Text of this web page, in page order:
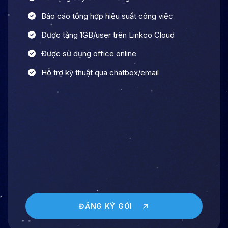
Báo cáo tổng hợp hiệu suất công việc
Được tặng 1GB/user trên Linkco Cloud
Được sử dụng office online
Hỗ trợ kỹ thuật qua chatbox/email
ĐĂNG KÝ GÓI